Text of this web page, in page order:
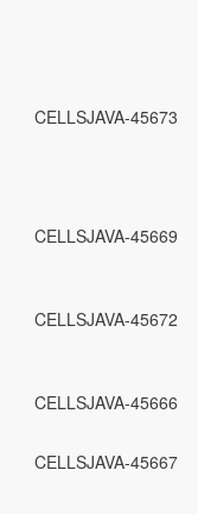
CELLSJAVA-45673
CELLSJAVA-45669
CELLSJAVA-45672
CELLSJAVA-45666
CELLSJAVA-45667